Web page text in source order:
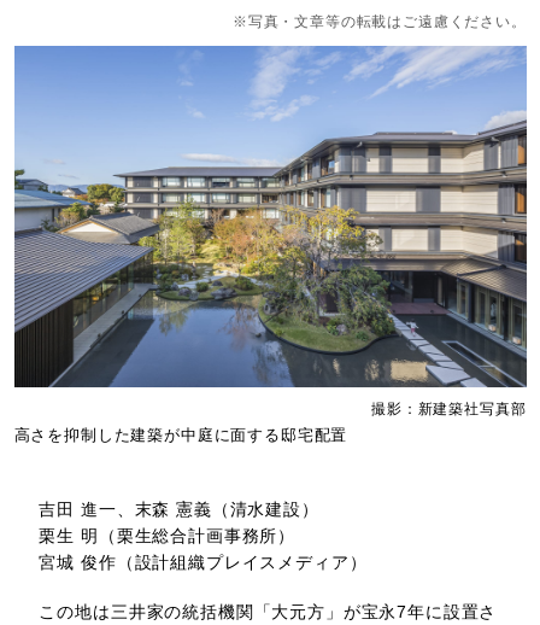
※写真・文章等の転載はご遠慮ください。
高さを抑制した建築が中庭に面する邸宅配置
撮影：新建築社写真部
吉田 進一、末森 憲義（清水建設）
栗生 明（栗生総合計画事務所）
宮城 俊作（設計組織プレイスメディア）
この地は三井家の統括機関「大元方」が宝永7年に設置さ